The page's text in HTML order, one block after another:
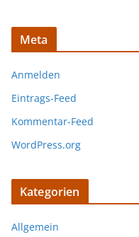
Meta
Anmelden
Eintrags-Feed
Kommentar-Feed
WordPress.org
Kategorien
Allgemein